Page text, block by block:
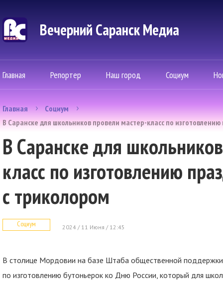
Вечерний Саранск Mедиа
Главная Репортер Наш город Социум
Главная
Социум
В Саранске для школьников провели мастер-класс по
В Саранске для
класс по изготовлению
с триколором
Социум 2024 / 11 Июня / 12:45
В столице Мордовии на базе Штаба общественной поддержки
по изготовлению бутоньерок ко Дню России, который для